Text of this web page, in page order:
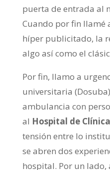
puerta de entrada al
Cuando por fin llamé
híper publicitado, la
algo así como el
Por fin, llamo a
universitaria
ambulancia con
al Hospital de
tensión entre lo
se abren dos
hospital. Por un